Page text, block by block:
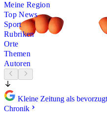
Meine Region
Top News
Sport
Rubriken
Orte
Themen
Autoren
Kleine Zeitung als
Chronik